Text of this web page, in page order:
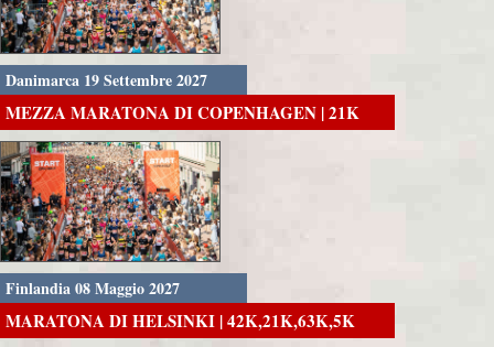
Danimarca 19 Settembre 2027
MEZZA MARATONA DI COPENHAGEN | 21K
Finlandia 08 Maggio 2027
MARATONA DI HELSINKI | 42K,21K,63K,5K